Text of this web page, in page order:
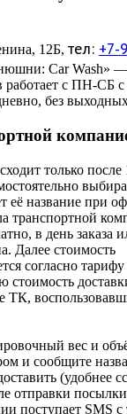
12Б, тел: +7-
Car Wash» —
работает с ПН-СБ с
без выходных
только
её название при
транспортной
в день
Далее стоимость
согласно
ТК,
вес и
и сообщите
(удобнее
отправки
поступает SMS